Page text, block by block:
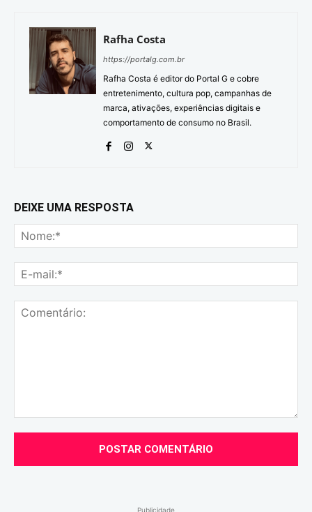
Rafha Costa
https://portalg.com.br
Rafha Costa é editor do Portal G e cobre
entretenimento, cultura pop, campanhas de
marca, ativações, experiências digitais e
comportamento de consumo no Brasil.
DEIXE UMA RESPOSTA
Publicidade